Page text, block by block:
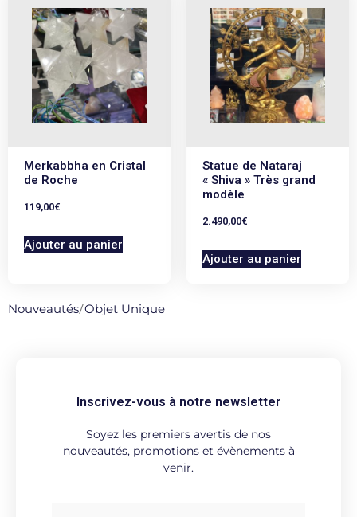
Merkabbha en Cristal
de Roche
119,00€
Ajouter au panier
Statue de Nataraj
« Shiva » Très grand
modèle
2.490,00€
Ajouter au panier
Nouveautés/Objet Unique
Inscrivez-vous à notre newsletter
Soyez les premiers avertis de nos
nouveautés, promotions et évènements à
venir.